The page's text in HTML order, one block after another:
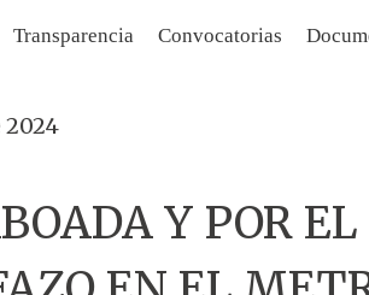
Transparencia Convocatorias
2024
Y POR